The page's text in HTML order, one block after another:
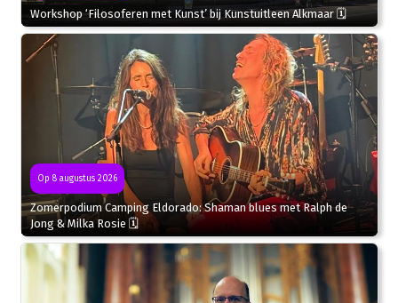
Workshop ‘Filosoferen met Kunst’ bij Kunstuitleen Alkmaar 🗓
Op 8 augustus 2026
Zomerpodium Camping Eldorado: Shaman blues met Ralph de
Jong & Milka Rosie 🗓